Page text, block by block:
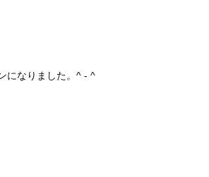
になりました。^ - ^